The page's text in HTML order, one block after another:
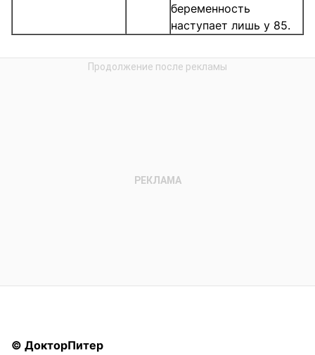
беременность
наступает лишь у 85.
© ДокторПитер